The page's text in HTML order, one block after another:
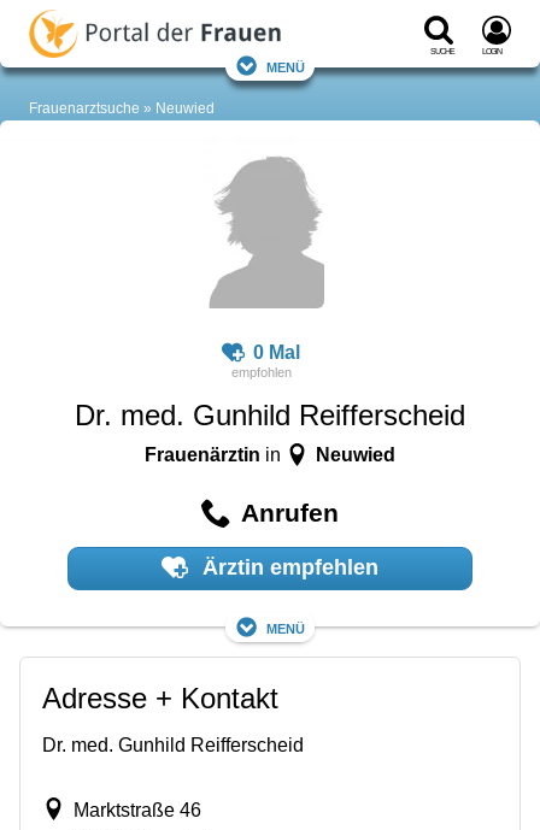
Suche Login
Menü
Frauenarztsuche Neuwied
0 Mal
Dr. med. Gunhild Reifferscheid
Frauenärztin in Neuwied
Anrufen
Ärztin empfehlen
Menü
Adresse + Kontakt
Dr. med. Gunhild Reifferscheid
Marktstraße 46